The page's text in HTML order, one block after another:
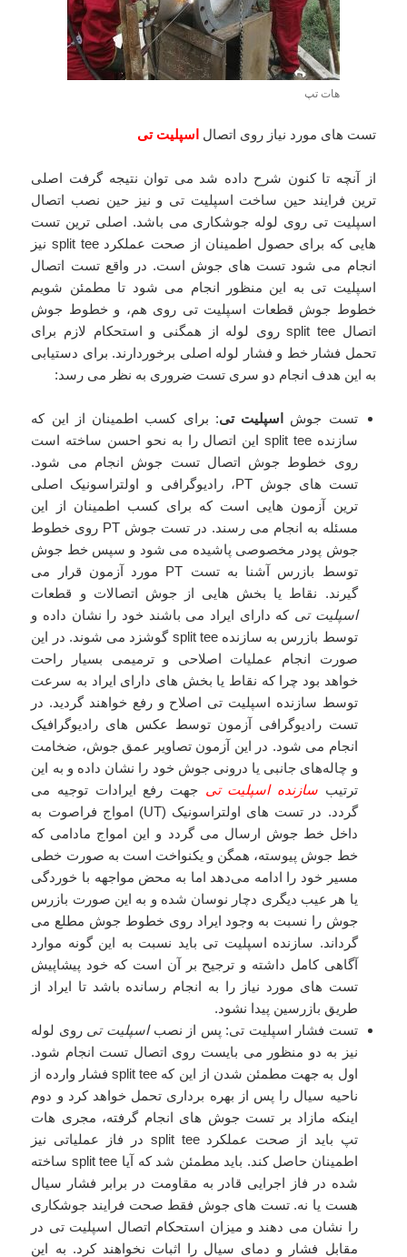
هات تپ
تست های مورد نیاز روی اتصال اسپلیت تی
از آنچه تا کنون شرح داده شد می توان نتیجه گرفت اصلی
ترین فرایند حین ساخت اسپلیت تی و نیز حین نصب اتصال
اسپلیت تی روی لوله جوشکاری می باشد. اصلی ترین تست
هایی که برای حصول اطمینان از صحت عملکرد split tee نیز
انجام می شود تست های جوش است. در واقع تست اتصال
اسپلیت تی به این منظور انجام می شود تا مطمئن شویم
خطوط جوش قطعات اسپلیت تی روی هم، و خطوط جوش
اتصال split tee روی لوله از همگنی و استحکام لازم برای
تحمل فشار خط و فشار لوله اصلی برخوردارند. برای دستیابی
به این هدف انجام دو سری تست ضروری به نظر می رسد:
تست جوش اسپلیت تی: برای کسب اطمینان از این که
سازنده split tee این اتصال را به نحو احسن ساخته است
روی خطوط جوش اتصال تست جوش انجام می شود.
تست های جوش PT، رادیوگرافی و اولتراسونیک اصلی
ترین آزمون هایی است که برای کسب اطمینان از این
مسئله به انجام می رسند. در تست جوش PT روی خطوط
جوش پودر مخصوصی پاشیده می شود و سپس خط جوش
توسط بازرس آشنا به تست PT مورد آزمون قرار می
گیرند. نقاط یا بخش هایی از جوش اتصالات و قطعات
اسپلیت تی که دارای ایراد می باشند خود را نشان داده و
توسط بازرس به سازنده split tee گوشزد می شوند. در این
صورت انجام عملیات اصلاحی و ترمیمی بسیار راحت
خواهد بود چرا که نقاط یا بخش های دارای ایراد به سرعت
توسط سازنده اسپلیت تی اصلاح و رفع خواهند گردید. در
تست رادیوگرافی آزمون توسط عکس های رادیوگرافیک
انجام می شود. در این آزمون تصاویر عمق جوش، ضخامت
و چاله‌های جانبی یا درونی جوش خود را نشان داده و به این
ترتیبسازنده اسپلیت تی جهت رفع ایرادات توجیه می
گردد. در تست های اولتراسونیک (UT) امواج فراصوت به
داخل خط جوش ارسال می گردد و این امواج مادامی که
خط جوش پیوسته، همگن و یکنواخت است به صورت خطی
مسیر خود را ادامه می‌دهد اما به محض مواجهه با خوردگی
یا هر عیب دیگری دچار نوسان شده و به این صورت بازرس
جوش را نسبت به وجود ایراد روی خطوط جوش مطلع می
گرداند. سازنده اسپلیت تی باید نسبت به این گونه موارد
آگاهی کامل داشته و ترجیح بر آن است که خود پیشاپیش
تست های مورد نیاز را به انجام رسانده باشد تا ایراد از
طریق بازرسین پیدا نشود.
تست فشار اسپلیت تی: پس از نصباسپلیت تی روی لوله
نیز به دو منظور می بایست روی اتصال تست انجام شود.
اول به جهت مطمئن شدن از این که split tee فشار وارده از
ناحیه سیال را پس از بهره برداری تحمل خواهد کرد و دوم
اینکه مازاد بر تست جوش های انجام گرفته، مجری هات
تپ باید از صحت عملکرد split tee در فاز عملیاتی نیز
اطمینان حاصل کند. باید مطمئن شد که آیا split tee ساخته
شده در فاز اجرایی قادر به مقاومت در برابر فشار سیال
هست یا نه. تست های جوش فقط صحت فرایند جوشکاری
را نشان می دهند و میزان استحکام اتصال اسپلیت تی در
مقابل فشار و دمای سیال را اثبات نخواهند کرد. به این